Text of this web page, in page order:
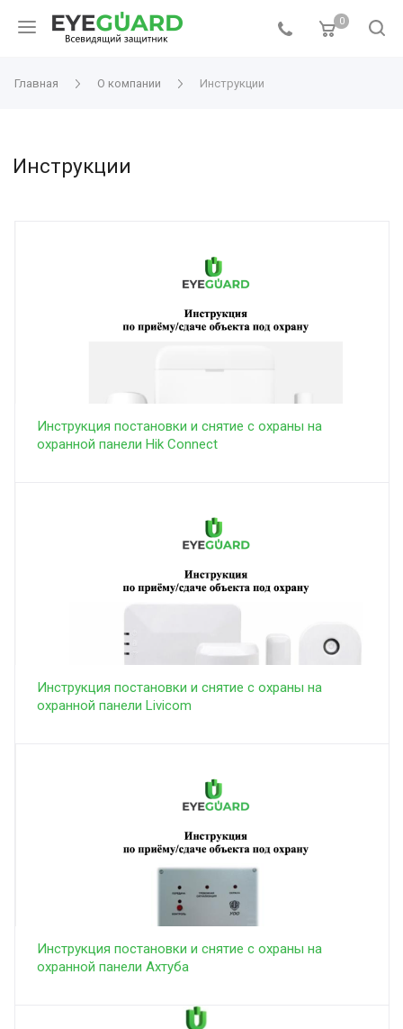
0
Главная О компании Инструкции
Инструкции
Инструкция постановки и снятие с охраны на
охранной панели Hik Connect
Инструкция постановки и снятие с охраны на
охранной панели Livicom
Инструкция постановки и снятие с охраны на
охранной панели Ахтуба